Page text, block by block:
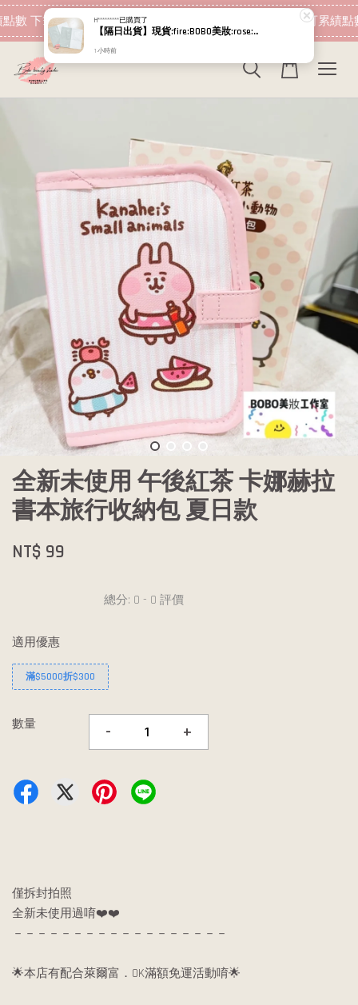
數 下筆消費即可折抵 現在去購物！ 加入會員 消費即可累績點
全新未使用 午後紅茶 卡娜赫拉
書本旅行收納包 夏日款
NT$ 99
總分: 0 - 0 評價
適用優惠
滿$5000折$300
數量 - +
僅拆封拍照
全新未使用過唷❤️❤️
－－－－－－－－－－－－－－－－－－
🌟本店有配合萊爾富．OK滿額免運活動唷🌟
H*********已購買了
【隔日出貨】現貨:fire:BOBO美妝:rose:專櫃貨 Relove 拋光酵母泌膜 嫩白/控油 5g+5g 試用包
1 小時前